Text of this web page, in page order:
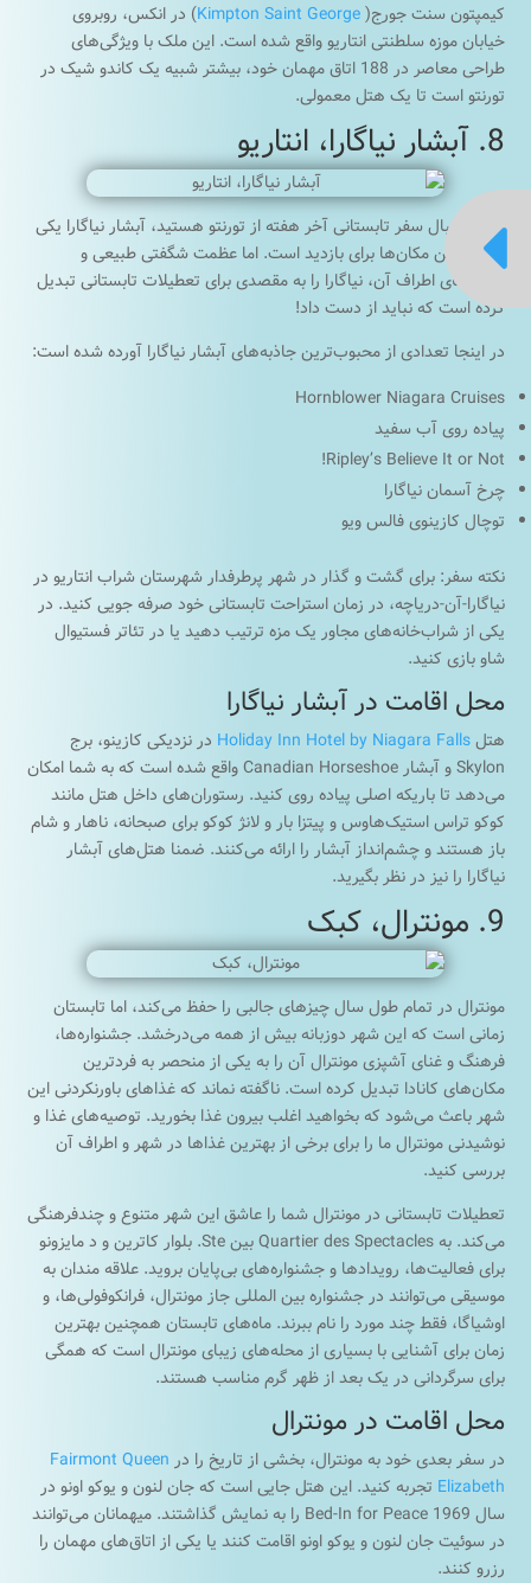
کیمپتون سنت جورج(Kimpton Saint George) در انکس، روبروی
خیابان موزه سلطنتی انتاریو واقع شده است. این ملک با ویژگی‌های
طراحی معاصر در 188 اتاق مهمان خود، بیشتر شبیه یک کاندو شیک در
تورنتو است تا یک هتل معمولی.
8. آبشار نیاگارا، انتاریو
اگر به دنبال سفر تابستانی آخر هفته از تورنتو هستید، آبشار نیاگارا یکی
از زیباترین مکان‌ها برای بازدید است. اما عظمت شگفتی طبیعی و
جاذبه‌های اطراف آن، نیاگارا را به مقصدی برای تعطیلات تابستانی تبدیل
کرده است که نباید از دست داد!
در اینجا تعدادی از محبوب‌ترین جاذبه‌های آبشار نیاگارا آورده شده است:
Hornblower Niagara Cruises
پیاده روی آب سفید
Ripley’s Believe It or Not!
چرخ آسمان نیاگارا
توچال کازینوی فالس ویو
نکته سفر: برای گشت و گذار در شهر پرطرفدار شهرستان شراب انتاریو در
نیاگارا-آن-دریاچه، در زمان استراحت تابستانی خود صرفه جویی کنید. در
یکی از شراب‌خانه‌های مجاور یک مزه ترتیب دهید یا در تئاتر فستیوال
شاو بازی کنید.
محل اقامت در آبشار نیاگارا
هتلHoliday Inn Hotel by Niagara Falls در نزدیکی کازینو، برج
Skylon و آبشار Canadian Horseshoe واقع شده است که به شما امکان
می‌دهد تا باریکه اصلی پیاده روی کنید. رستوران‌های داخل هتل مانند
کوکو تراس استیک‌هاوس و پیتزا بار و لانژ کوکو برای صبحانه، ناهار و شام
باز هستند و چشم‌انداز آبشار را ارائه می‌کنند. ضمنا هتل‌های آبشار
نیاگارا را نیز در نظر بگیرید.
9. مونترال، کبک
مونترال در تمام طول سال چیزهای جالبی را حفظ می‌کند، اما تابستان
زمانی است که این شهر دوزبانه بیش از همه می‌درخشد. جشنواره‌ها،
فرهنگ و غنای آشپزی مونترال آن را به یکی از منحصر به فردترین
مکان‌های کانادا تبدیل کرده است. ناگفته نماند که غذاهای باورنکردنی این
شهر باعث می‌شود که بخواهید اغلب بیرون غذا بخورید. توصیه‌های غذا و
نوشیدنی مونترال ما را برای برخی از بهترین غذاها در شهر و اطراف آن
بررسی کنید.
تعطیلات تابستانی در مونترال شما را عاشق این شهر متنوع و چندفرهنگی
می‌کند. به Quartier des Spectacles بین Ste. بلوار کاترین و د مایزونو
برای فعالیت‌ها، رویدادها و جشنواره‌های بی‌پایان بروید. علاقه مندان به
موسیقی می‌توانند در جشنواره بین المللی جاز مونترال، فرانکوفولی‌ها، و
اوشیاگا، فقط چند مورد را نام ببرند. ماه‌های تابستان همچنین بهترین
زمان برای آشنایی با بسیاری از محله‌های زیبای مونترال است که همگی
برای سرگردانی در یک بعد از ظهر گرم مناسب هستند.
محل اقامت در مونترال
در سفر بعدی خود به مونترال، بخشی از تاریخ را در Fairmont Queen
Elizabeth تجربه کنید. این هتل جایی است که جان لنون و یوکو اونو در
سال 1969 Bed-In for Peace را به نمایش گذاشتند. میهمانان می‌توانند
در سوئیت جان لنون و یوکو اونو اقامت کنند یا یکی از اتاق‌های مهمان را
رزرو کنند.
